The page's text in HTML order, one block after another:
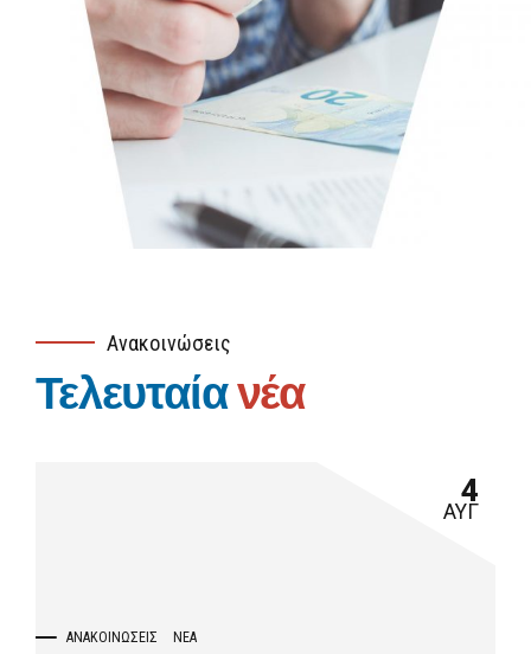
Ανακοινώσεις
Τελευταίανέα
ΑΝΑΚΟΙΝΏΣΕΙΣ ΝΈΑ
4
ΑΥΓ